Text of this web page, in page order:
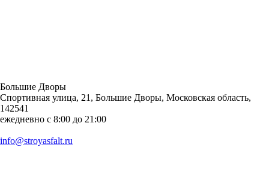
Большие Дворы
Спортивная улица, 21, Большие Дворы, Московская область,
142541
ежедневно с 8:00 до 21:00
info@stroyasfalt.ru